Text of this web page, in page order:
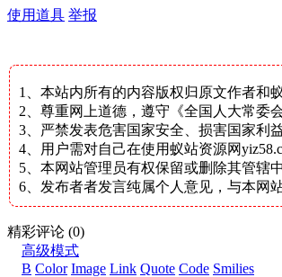
使用道具 举报
1、本站内所有的内容版权归原文作者和
2、尊重网上道德，遵守《全国人大常委
3、严禁发表危害国家安全、损害国家利
4、用户需对自己在使用蚁站资源网
5、本网站管理员有权保留或删除其管辖
6、发布者者发言纯属个人意见，与本网
精彩评论 (0)
高级模式
B Color Image Link Quote Code Smilies